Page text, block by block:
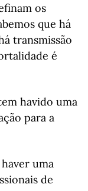
os
que há
transmissão
é
havido uma
para a
uma
de